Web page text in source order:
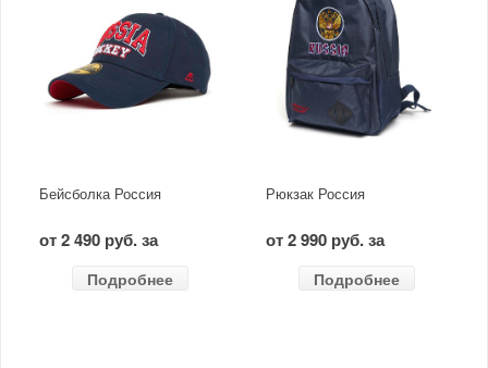
Бейсболка Россия
от 2 490 руб. за
Подробнее
Рюкзак Россия
от 2 990 руб. за
Подробнее